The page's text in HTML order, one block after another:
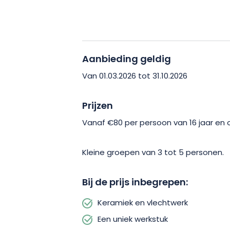
Aanbieding geldig
Van 01.03.2026 tot 31.10.2026
Prijzen
Vanaf €80 per persoon van 16 jaar en
Kleine groepen van 3 tot 5 personen.
Bij de prijs inbegrepen:
Keramiek en vlechtwerk
Een uniek werkstuk